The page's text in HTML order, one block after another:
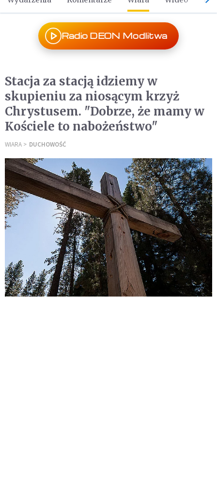
Radio DEON Modlitwa
Stacja za stacją idziemy w
skupieniu za niosącym krzyż
Chrystusem. "Dobrze, że mamy w
Kościele to nabożeństwo"
WIARA DUCHOWOŚĆ